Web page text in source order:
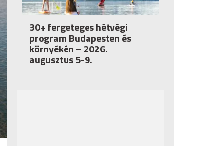
30+ fergeteges hétvégi
program Budapesten és
környékén – 2026.
augusztus 5-9.